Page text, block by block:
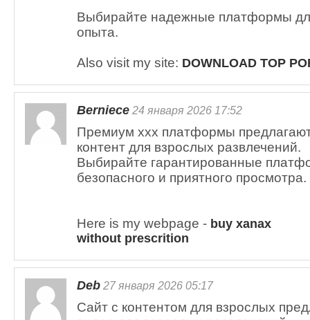
Выбирайте надежные платформы
опыта.
Also visit my site: DOWNLOAD TOP
Berniece 24 января 2026 17:52
Премиум xxx платформы
контент для взрослых развлечений.
Выбирайте гарантированные
безопасного и приятного просмотра.
Here is my webpage - buy xanax
without prescrition
Deb 27 января 2026 05:17
Сайт с контентом для взрослых